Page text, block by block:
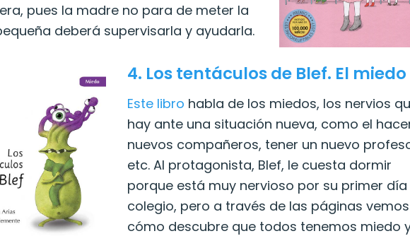
pues la madre no para de meter la
deberá supervisarla y ayudarla.
4. Los tentáculos de Blef. El miedo
Este libro habla de los miedos, los nervios
hay ante una situación nueva, como el
nuevos compañeros, tener un nuevo
etc. Al protagonista, Blef, le cuesta dormir
porque está muy nervioso por su primer
colegio, pero a través de las páginas vemos
cómo descubre que todos tenemos miedo